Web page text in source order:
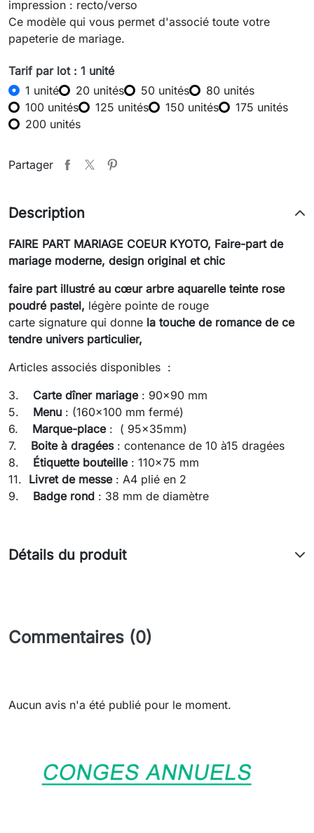
impression : recto/verso
Ce modèle qui vous permet d'associé toute votre
papeterie de mariage.
Tarif par lot : 1 unité
1 unité
20 unités 50 unités
80 unités
100 unités
125 unités 150 unités
175 unités
200 unités
Partager
Description
FAIRE PART MARIAGE COEUR KYOTO, Faire-part de
mariage moderne, design original et chic
faire part illustré au cœur arbre aquarelle teinte rose
poudré pastel, légère pointe de rouge
carte signature qui donne la touche de romance de ce
tendre univers particulier,
Articles associés disponibles :
3.
Carte dîner mariage: 90x90 mm
5.
Menu : (160x100 mm fermé)
6. Marque-place: ( 95x35mm)
7. Boite à dragées: contenance de 10 à15 dragées
8.
Étiquette bouteille: 110x75 mm
11. Livret de messe: A4 plié en 2
9. Badge rond : 38 mm de diamètre
Détails du produit
Commentaires (0)
Aucun avis n'a été publié pour le moment.